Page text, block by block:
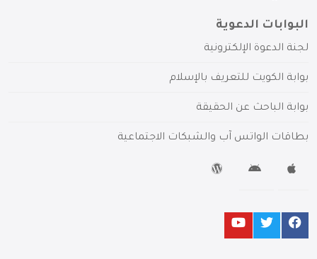
البوابات الدعوية
لجنة الدعوة الإلكترونية
بوابة الكويت للتعريف بالإسلام
بوابة الباحث عن الحقيقة
بطاقات الواتس آب والشبكات الاجتماعية